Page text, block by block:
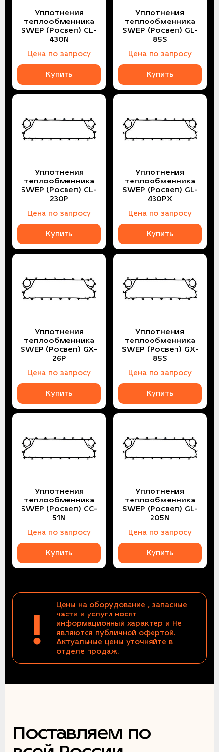
Уплотнения
теплообменника
SWEP (Росвеп) GL-
430N
Цена по запросу
Купить
Уплотнения
теплообменника
SWEP (Росвеп) GL-
85S
Цена по запросу
Купить
Уплотнения
теплообменника
SWEP (Росвеп) GL-
230P
Цена по запросу
Купить
Уплотнения
теплообменника
SWEP (Росвеп) GL-
430PX
Цена по запросу
Купить
Уплотнения
теплообменника
SWEP (Росвеп) GX-
26P
Цена по запросу
Купить
Уплотнения
теплообменника
SWEP (Росвеп) GX-
85S
Цена по запросу
Купить
Уплотнения
теплообменника
SWEP (Росвеп) GC-
51N
Цена по запросу
Купить
Уплотнения
теплообменника
SWEP (Росвеп) GL-
205N
Цена по запросу
Купить
!
Цены на оборудование , запасные
части и услуги носят
информационный характер и Не
являются публичной офертой.
Актуальные цены уточняйте в
отделе продаж.
Поставляем по